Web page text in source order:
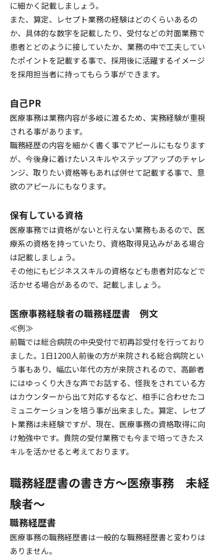
に細かく記載しましょう。
また、算定、レセプト業務の経験はどのくらいあるの
か、具体的な数字を記載したり、受付などの対面業務で
患者とどのように接していたか、業務の中で工夫してい
たポイントを記載する事で、採用後に活躍するイメージ
を採用担当者に持ってもらう事ができます。
自己PR
医療事務は業務内容が多岐に渡るため、実務経験が重視
される事があります。
職務経歴の内容を細かく書く事でアピールにもなります
が、今後身に着けたいスキルやステップアップのチャレ
ンジ、取りたい資格等もあれば併せて記載する事で、意
欲のアピールにもなります。
保有している資格
医療事務では資格がないと行えない業務もあるので、医
療系の資格を持っていたり、資格取得見込みがある場合
は記載しましょう。
その他にもビジネススキルの資格なども患者対応などで
活かせる場合があるので、記載しましょう。
医療事務経験者の職務経歴書 例文
≪例≫
前職では総合病院の中央受付で初再診受付を行っており
ました。1日1200人前後の方が来院される総合病院とい
う事もあり、幅広い年代の方が来院されるので、高齢者
にはゆっくり大きな声でお話する、怪我をされている方
はカウンターから出て対応するなど、相手に合わせたコ
ミュニケーションを培う事が出来ました。算定、レセプ
ト業務は未経験ですが、現在、医療事務の資格取得に向
け勉強中です。貴院の受付業務でも今まで培ってきたス
キルを活かせると考えております。
職務経歴書の書き方～医療事務 未経
験者～
職務経歴書
医療事務の職務経歴書は一般的な職務経歴書と変わりは
ありません。